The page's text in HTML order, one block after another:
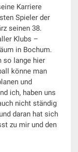
Karriere
Spieler der
seinen 38.
Klubs –
in Bochum.
so lange hier
könne man
und
ich, haben uns
nicht ständig
daran hat sich
zu mir und den